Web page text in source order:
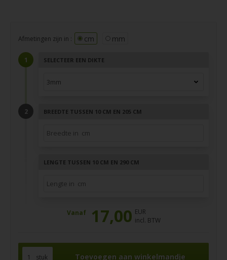
Afmetingen zijn in : cm mm
SELECTEER EEN DIKTE
BREEDTE TUSSEN 10 CM EN 205 CM
LENGTE TUSSEN 10 CM EN 290 CM
Vanaf 17,00 EUR
incl. BTW
stuk